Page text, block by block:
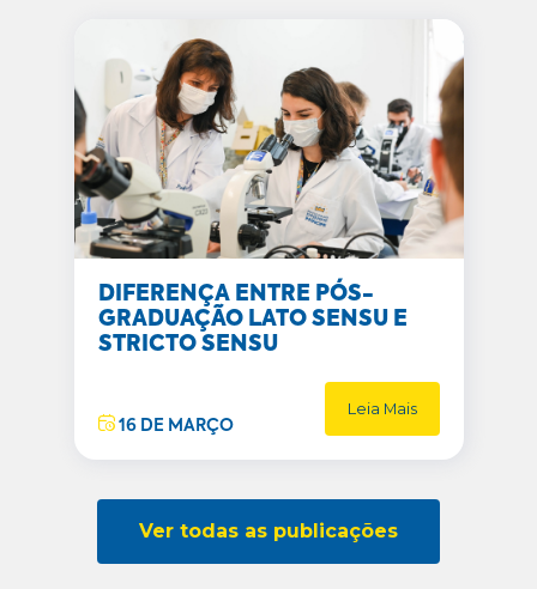
DIFERENÇA ENTRE PÓS-
GRADUAÇÃO LATO SENSU E
STRICTO SENSU
16 DE MARÇO
Leia Mais
Ver todas as publicações